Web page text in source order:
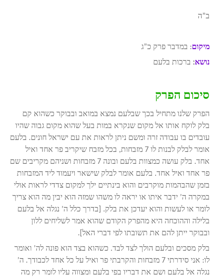
ב”ה
מיקום: במדבר פרק כ”ג
נושא: ברכות בלעם
סיכום הפרק
הפרק שלנו מתחיל בכך שבלעם נמצא במואב ובבוקר כשהוא קם
בלק לוקח אותו אל מקום שנקרא במות בעל שהוא מקום גבוה שהיו
עובדים בו עבודה זרה ומשם ניתן לראות את עם ישראל חונים. בלעם
אומר לבלק לבנות לו 7 מזבחות, בכל מזבח שיקריב פר אחד ואיל
אחד. בלק עושה כמצוות בלעם ובונה 7 מזבחות ושניהם מקריבים שם
פר אחד ואיל אחד. בלעם אומר לבלק שישאר ויעמוד ליד המזבחות
בזמן שהבהמות מוקרבים והוא בינתיים ילך למקום צדדי לראות אולי
במקרה ה’ ידבר איתו או יראה לו משהו שמזה הוא יבין מה הוא צריך
לומר או לעשות והוא יעדכן את בלק. [בדרך כלל ה’ נגלה אל בלעם
בלילה וההוכחה היא מהפרק הקודם שהוא אמר לשליחים ללון
ובבוקר ייתן להם את תשובתו לפי דברי האל].
בלק מסכים ובלעם הולך לצד לבד. כשהוא בצד הוא פונה לה’ ואומר
לו: אני סידרתי 7 מזבחות והקרבתי פר ואיל על כל אחד לכבודך. ה’
נגלה אל בלעם ושם את דבריו בפי בלעם ומצווה עליו לומר רק מה